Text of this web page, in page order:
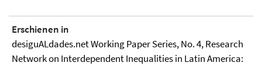
Erschienen in
desiguALdades.net Working Paper Series, No. 4, Research
Network on Interdependent Inequalities in Latin America: